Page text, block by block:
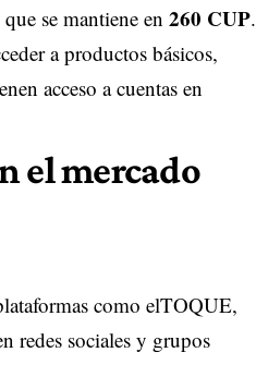
se mantiene en 260 CUP.
a productos básicos,
acceso a cuentas en
el mercado
como elTOQUE,
redes sociales y grupos